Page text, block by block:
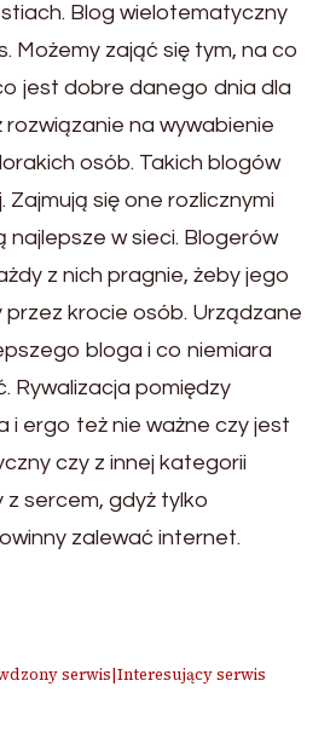
Blog wielotematyczny
Możemy zająć się tym, na co
jest dobre danego dnia dla
na wywabienie
osób. Takich blogów
Zajmują się one rozlicznymi
najlepsze w sieci. Blogerów
z nich pragnie, żeby jego
przez krocie osób. Urządzane
bloga i co niemiara
Rywalizacja pomiędzy
i ergo też nie ważne czy jest
czy z innej kategorii
z sercem, gdyż tylko
zalewać internet.
serwis|Interesujący serwis